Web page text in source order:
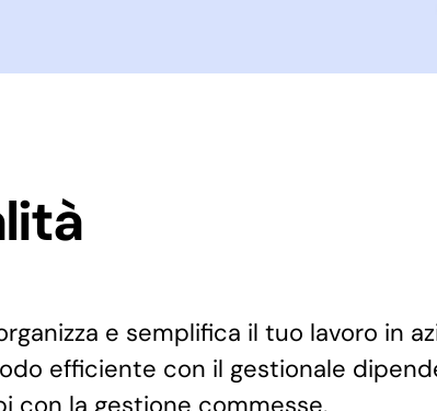
e semplifica il tuo lavoro in
efficiente con il gestionale